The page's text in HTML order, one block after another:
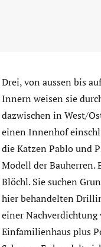
Drei, von aussen bis
Innern weisen sie
dazwischen in West/
einen Innenhof
die Katzen Pablo und
Modell der Bauherren.
Blöchl. Sie suchen
hier behandelten
einer
Einfamilienhaus plus